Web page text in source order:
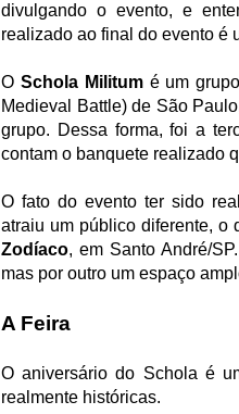
divulgando o evento, e
realizado ao final do evento é
O Schola Militumé um grupo
Medieval Battle) de São
grupo. Dessa forma, foi a
contam o banquete realizado
O fato do evento ter sido
atraiu um público diferente, o
Zodíaco, em Santo André/
mas por outro um espaço
A Feira
O aniversário do Schola é
realmente históricas.